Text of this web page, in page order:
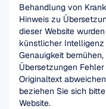
Behandlung von
Hinweis zu
dieser Website
künstlicher
Genauigkeit
Übersetzungen
Originaltext
beziehen Sie sich
Website.